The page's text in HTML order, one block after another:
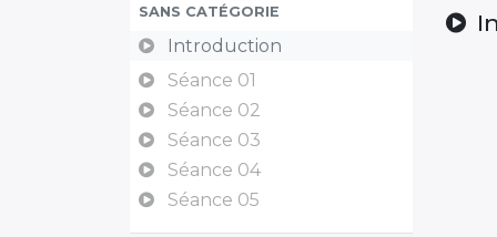
SANS CATÉGORIE
Introduction
Séance 01
Séance 02
Séance 03
Séance 04
Séance 05